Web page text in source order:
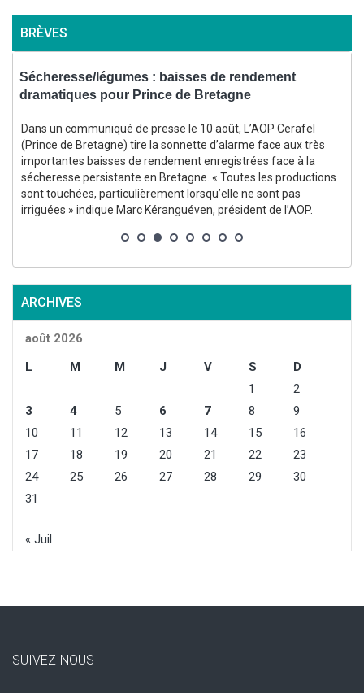
BRÈVES
Sécheresse/légumes : baisses de rendement
dramatiques pour Prince de Bretagne
Dans un communiqué de presse le 10 août, L’AOP Cerafel
(Prince de Bretagne) tire la sonnette d’alarme face aux très
importantes baisses de rendement enregistrées face à la
sécheresse persistante en Bretagne. « Toutes les productions
sont touchées, particulièrement lorsqu’elle ne sont pas
irriguées » indique Marc Kéranguéven, président de l’AOP.
ARCHIVES
août 2026
L
M M J V S
D
1
2
3
4 5 6 7 8
9
10
11 12 13 14 15
16
17
18 19 20 21 22
23
24
25 26 27 28 29
30
31
« Juil
SUIVEZ-NOUS